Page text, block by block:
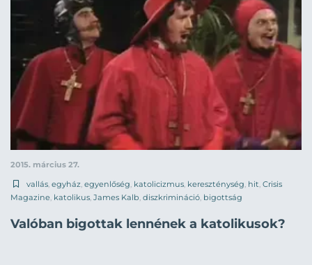
2015. március 27.
vallás egyház egyenlőség katolicizmus kereszténység hit Crisis
Magazine katolikus James Kalb diszkrimináció bigottság
Valóban bigottak lennének a katolikusok?